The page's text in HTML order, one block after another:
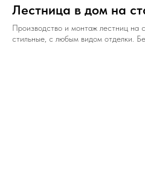
Лестница в дом на
Производство и монтаж лестниц на
стильные, с любым видом отделки.